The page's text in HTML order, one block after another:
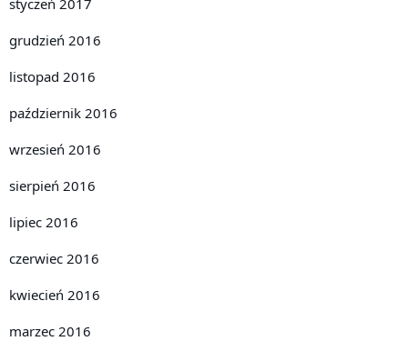
grudzień 2016
listopad 2016
październik 2016
wrzesień 2016
sierpień 2016
lipiec 2016
czerwiec 2016
kwiecień 2016
marzec 2016